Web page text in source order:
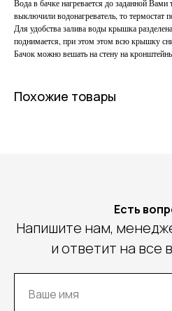
Вода в бачке нагревается до заданной
выключили водонагреватель, то термостат
Для удобства залива воды крышка
поднимается, при этом этом всю крышку
Бачок можно вешать на стену на
Похожие товары
Есть
Напишите нам,
и ответит на все